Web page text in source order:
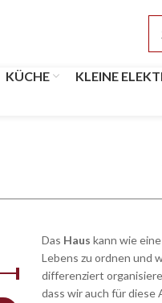
KÜCHE KLEINE
Das Haus kann wie
Lebens zu ordnen und
differenziert
dass wir auch für diese